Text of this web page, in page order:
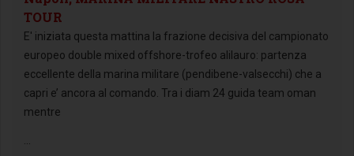
TOUR
E' iniziata questa mattina la frazione decisiva del campionato
europeo double mixed offshore-trofeo alilauro: partenza
eccellente della marina militare (pendibene-valsecchi) che a
capri e’ ancora al comando. Tra i diam 24 guida team oman
mentre